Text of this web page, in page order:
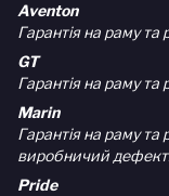
Aventon
Гарантія на раму та
GT
Гарантія на раму та
Marin
Гарантія на раму та
виробничий
Pride